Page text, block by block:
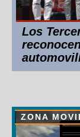
Los
ZONA